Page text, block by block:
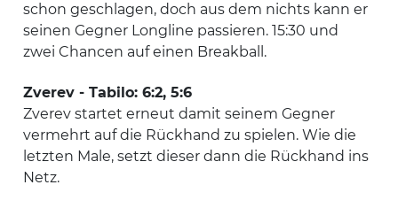
schon geschlagen, doch aus dem nichts kann er
seinen Gegner Longline passieren. 15:30 und
zwei Chancen auf einen Breakball.
Zverev - Tabilo: 6:2, 5:6
Zverev startet erneut damit seinem Gegner
vermehrt auf die Rückhand zu spielen. Wie die
letzten Male, setzt dieser dann die Rückhand ins
Netz.